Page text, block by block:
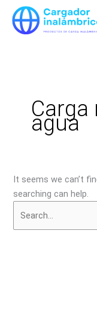
content
Carga
agua
It seems we can’t
searching can help.
Search
for: